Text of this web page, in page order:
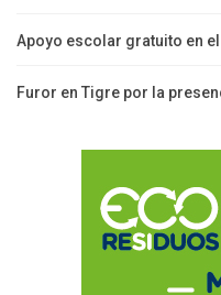
Apoyo escolar gratuito en
Furor en Tigre por la